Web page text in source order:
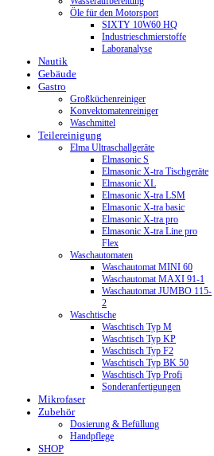
Öle für den Motorsport
SIXTY 10W60 HQ
Industrieschmierstoffe
Laboranalyse
Nautik
Gebäude
Gastro
Großküchenreiniger
Konvektomatenreiniger
Waschmittel
Teilereinigung
Elma Ultraschallgeräte
Elmasonic S
Elmasonic X-tra Tischgeräte
Elmasonic XL
Elmasonic X-tra LSM
Elmasonic X-tra basic
Elmasonic X-tra pro
Elmasonic X-tra Line pro
Flex
Waschautomaten
Waschautomat MINI 60
Waschautomat MAXI 91-1
Waschautomat JUMBO 115-
2
Waschtische
Waschtisch Typ M
Waschtisch Typ KP
Waschtisch Typ F2
Waschtisch Typ BK 50
Waschtisch Typ Profi
Sonderanfertigungen
Mikrofaser
Zubehör
Dosierung & Befüllung
Handpflege
SHOP